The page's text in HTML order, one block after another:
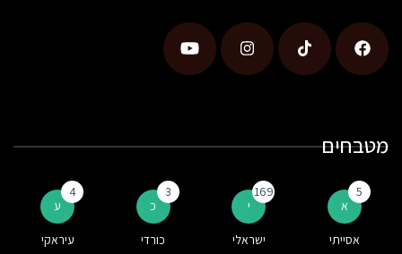
מטבחים
א
5
אסייתי
י
169
ישראלי
כ
3
כורדי
ע
4
עיראקי